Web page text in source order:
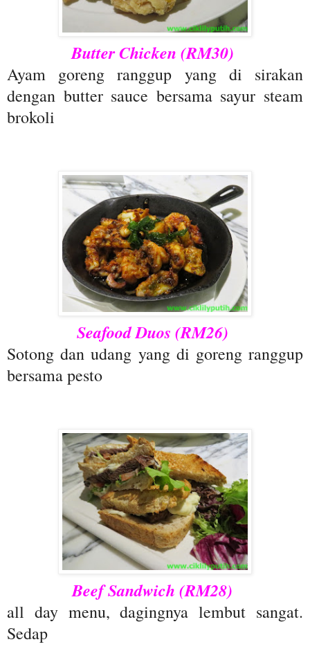
Butter Chicken (RM30)
Ayam goreng ranggup yang di sirakan
dengan butter sauce bersama sayur steam
brokoli
Seafood Duos (RM26)
Sotong dan udang yang di goreng ranggup
bersama pesto
Beef Sandwich (RM28)
all day menu, dagingnya lembut sangat.
Sedap